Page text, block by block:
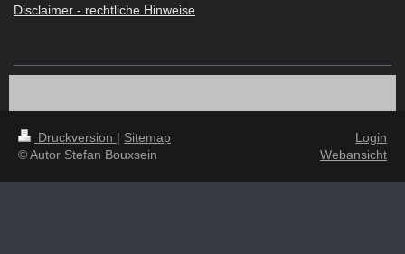
Disclaimer - rechtliche Hinweise
Druckversion | Sitemap
© Autor Stefan Bouxsein
Login
Webansicht